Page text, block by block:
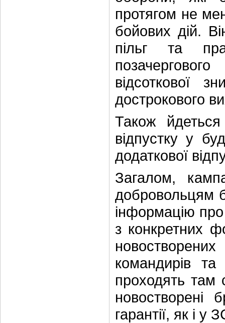
протягом не
бойових дій.
пільг та
відсоткової
дострокового
Також
відпустку у
додаткової
Загалом,
добровольцям
інформацію
з конкретних
командирів
проходять там
новостворені
гарантії, як і у